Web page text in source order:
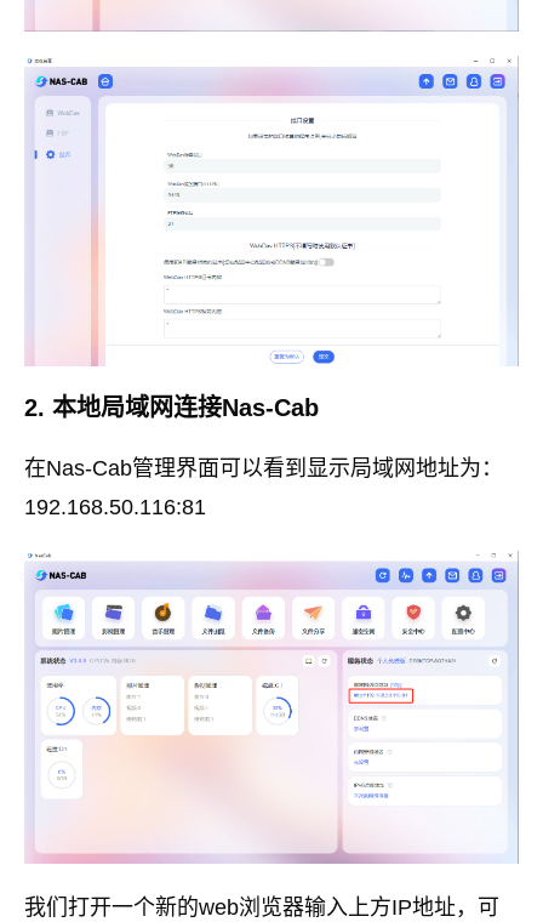
2. 本地局域网连接Nas-Cab
在Nas-Cab管理界面可以看到显示局域网地址为：
192.168.50.116:81
我们打开一个新的web浏览器输入上方IP地址，可